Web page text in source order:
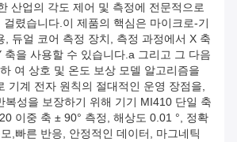
산업의 각도 제어 및 측정에 전문적으로
렸습니다.이 제품의 핵심은 마이크로-기
, 듀얼 코어 측정 장치, 측정 과정에서 X 축
축을 사용할 수 있습니다.a 그리고 그 다음
여 상호 및 온도 보상 모델 알고리즘을
기계 전자 원칙의 절대적인 운영 장점을,
복성을 보장하기 위해 기기 MI410 단일 축
이중 축 ± 90° 측정, 해상도 0.01 °, 정확
,빠른 반응, 안정적인 데이터, 마그네틱